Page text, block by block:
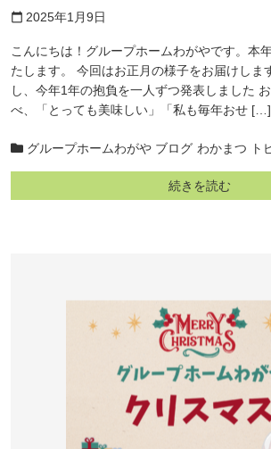
calendar_today 2025年1月9日
こんにちは！グループホームわがやです。本
たします。 今回はお正月の様子をお届けしま
し、今年1年の抱負を一人ずつ発表しました
べ、「とっても美味しい」「私も毎年おせ […]
グループホームわがや ブログ わかまつ ト
続きを読む